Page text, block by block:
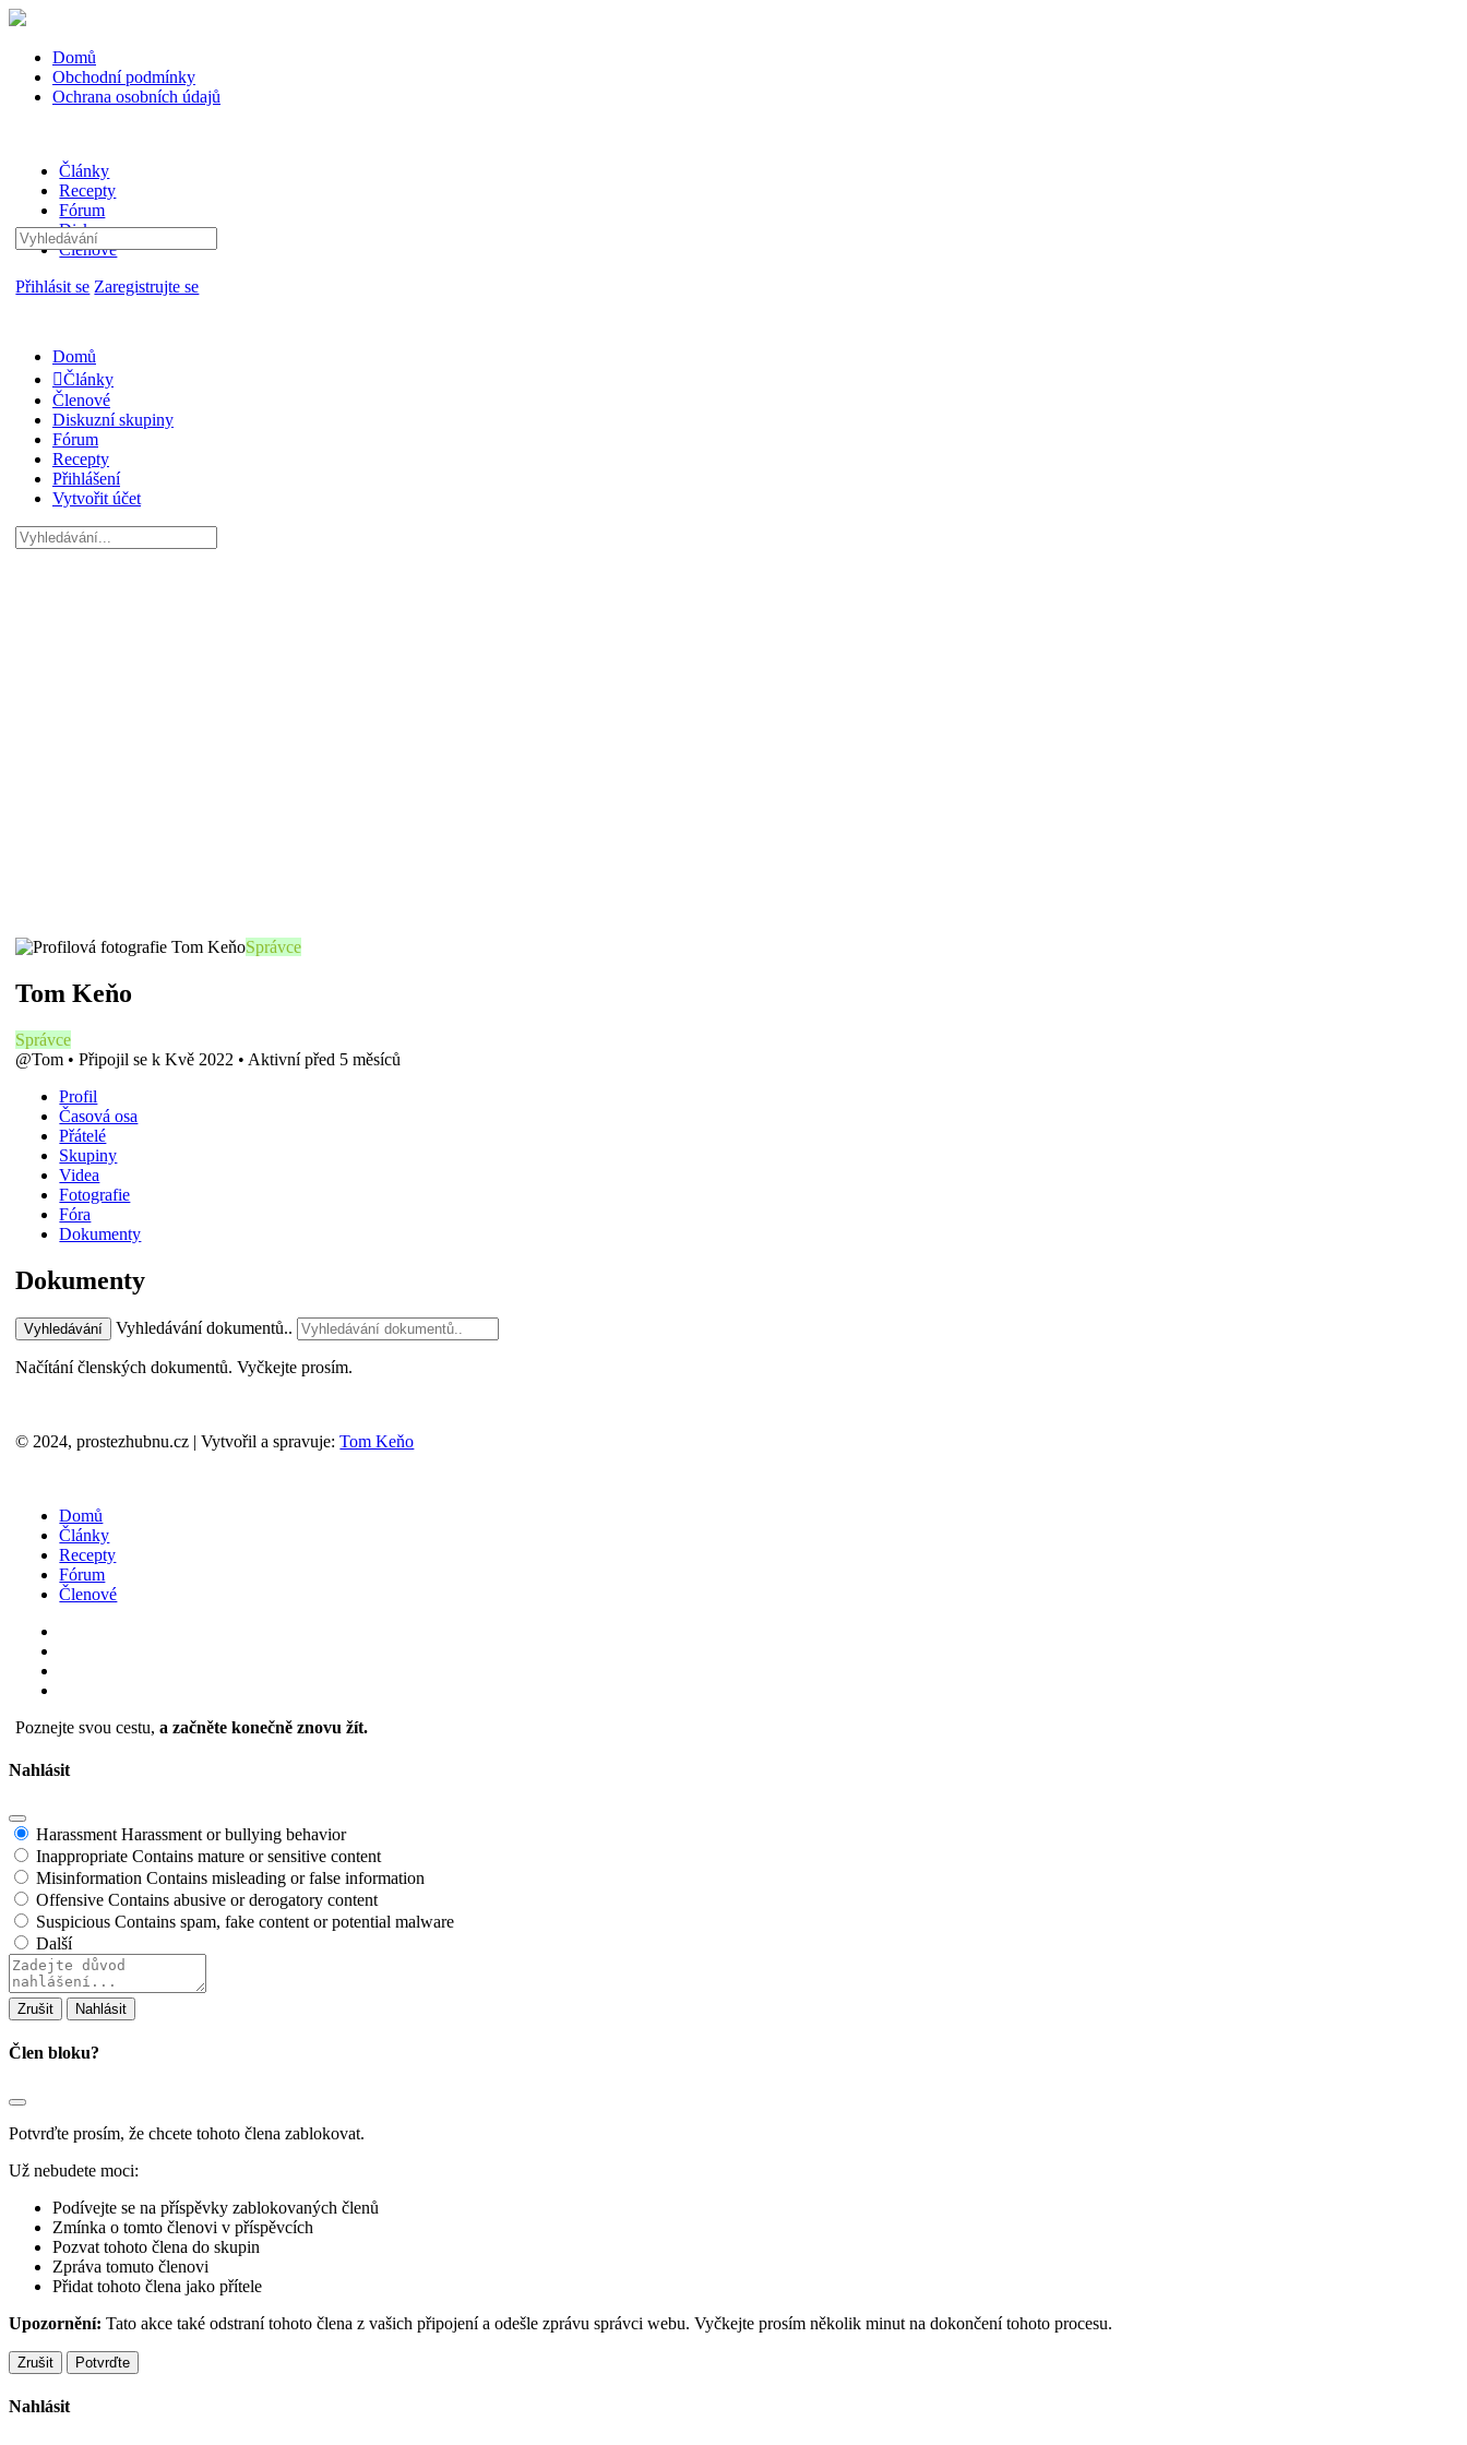
Domů
Obchodní podmínky
Ochrana osobních údajů
Články
Recepty
Fórum
Diskuze
Členové
Přihlásit se Zaregistrujte se
Hledat:
Domů
Články
Členové
Diskuzní skupiny
Fórum
Recepty
Přihlášení
Vytvořit účet
Hledat:
Správce
Tom Keňo
Správce
@Tom • Připojil se k Kvě 2022 • Aktivní před 5 měsíců
Profil
Časová osa
Přátelé
Skupiny
Videa
Fotografie
Fóra
Dokumenty
Dokumenty
Vyhledávání Vyhledávání dokumentů..
Načítání členských dokumentů. Vyčkejte prosím.
© 2024, prostezhubnu.cz | Vytvořil a spravuje:Tom Keňo
Domů
Články
Recepty
Fórum
Členové
Poznejte svou cestu,a začněte konečně znovu žít.
Nahlásit
Harassment Harassment or bullying behavior
Inappropriate Contains mature or sensitive content
Misinformation Contains misleading or false information
Offensive Contains abusive or derogatory content
Suspicious Contains spam, fake content or potential malware
Další
Poznámka
ke
zprávě
Nahlásit
Člen bloku?
Potvrďte prosím, že chcete tohoto člena zablokovat.
Už nebudete moci:
Podívejte se na příspěvky zablokovaných členů
Zmínka o tomto členovi v příspěvcích
Pozvat tohoto člena do skupin
Zpráva tomuto členovi
Přidat tohoto člena jako přítele
Upozornění: Tato akce také odstraní tohoto člena z vašich připojení a odešle zprávu správci webu. Vyčkejte prosím několik minut na dokončení tohoto procesu.
Potvrďte
Nahlásit